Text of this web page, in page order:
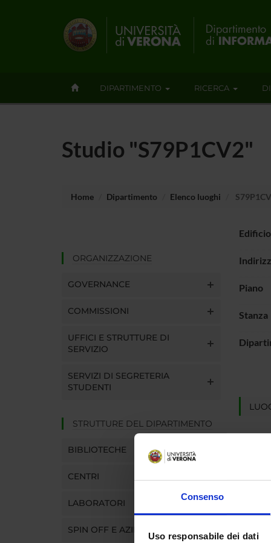
Consenso
Uso responsabile dei dati
DIPARTIMENTO RICERCA
Studio "S79P1CV2"
Home Dipartimento Elenco luoghi
ORGANIZZAZIONE
GOVERNANCE
COMMISSIONI
UFFICI E STRUTTURE DI
SERVIZIO
SERVIZI DI SEGRETERIA
STUDENTI
STRUTTURE DEL DIPARTIMENTO
BIBLIOTECHE
CENTRI
LABORATORI
SPIN OFF E AZIENDE
Edificio
Piano
Stanza